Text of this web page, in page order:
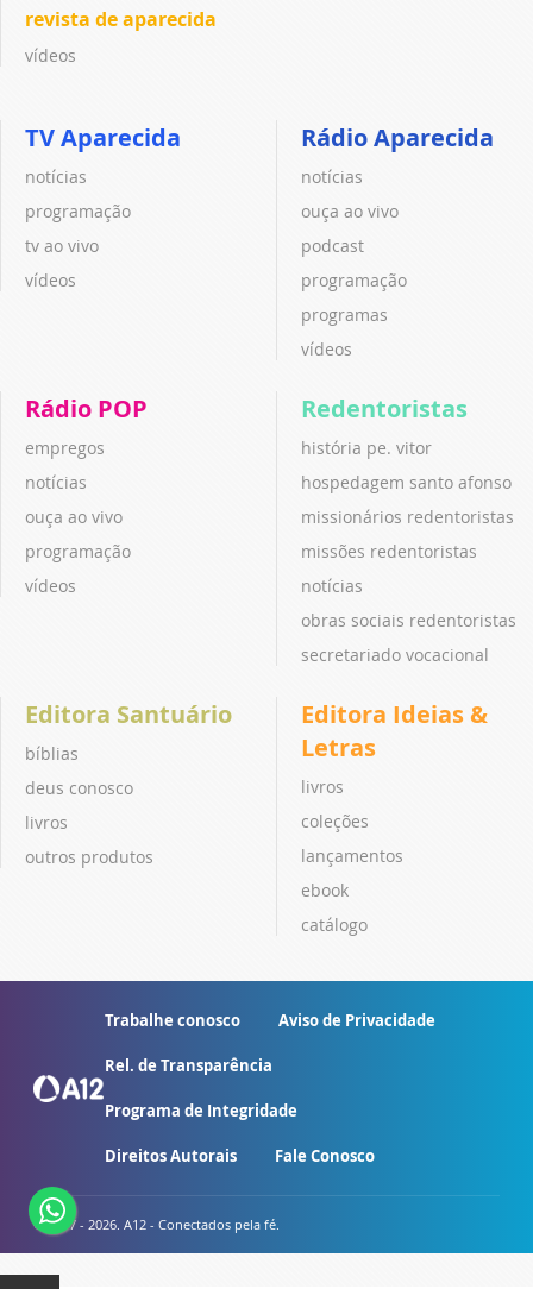
revista de aparecida
vídeos
TV Aparecida
notícias
programação
tv ao vivo
vídeos
Rádio Aparecida
notícias
ouça ao vivo
podcast
programação
programas
vídeos
Rádio POP
empregos
notícias
ouça ao vivo
programação
vídeos
Redentoristas
história pe. vitor
hospedagem santo afonso
missionários redentoristas
missões redentoristas
notícias
obras sociais redentoristas
secretariado vocacional
Editora Santuário
bíblias
deus conosco
livros
outros produtos
Editora Ideias &
Letras
livros
coleções
lançamentos
ebook
catálogo
Trabalhe conosco Aviso de Privacidade
Rel. de Transparência
Programa de Integridade
Direitos Autorais Fale Conosco
© 2007 - 2026. A12 - Conectados pela fé.